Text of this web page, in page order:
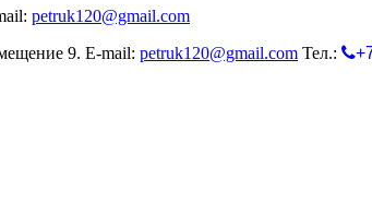
petruk120@gmail.com
9. E-mail: petruk120@gmail.com Тел.: